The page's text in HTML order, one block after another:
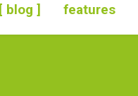
[ blog ] features